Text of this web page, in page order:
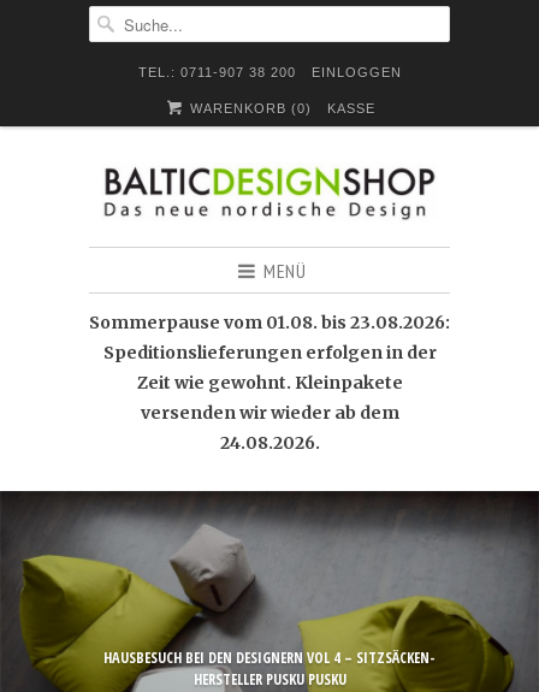
TEL.: 0711-907 38 200 EINLOGGEN
WARENKORB (0) KASSE
MENÜ
Sommerpause vom 01.08. bis 23.08.2026:
Speditionslieferungen erfolgen in der
Zeit wie gewohnt. Kleinpakete
versenden wir wieder ab dem
24.08.2026.
HAUSBESUCH BEI DEN DESIGNERN VOL 4 – SITZSÄCKEN-
HERSTELLER PUSKU PUSKU